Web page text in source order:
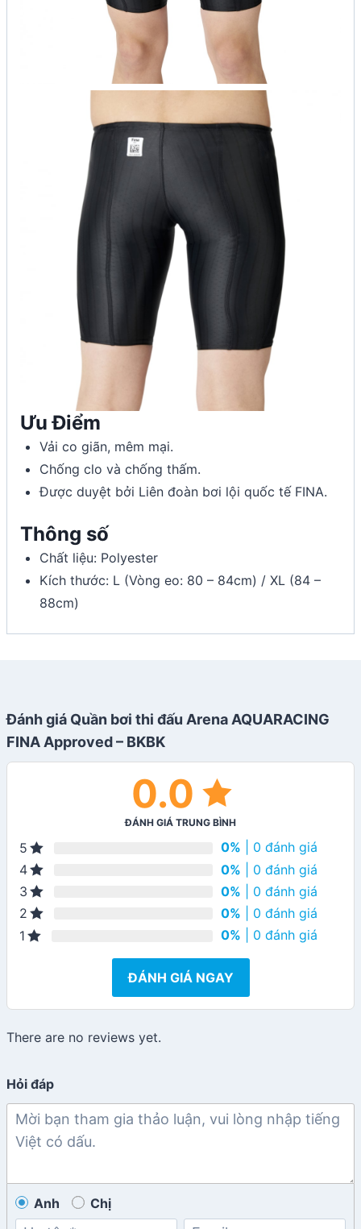
Ưu Điểm
Vải co giãn, mêm mại.
Chống clo và chống thấm.
Được duyệt bởi Liên đoàn bơi lội quốc tế FINA.
Thông số
Chất liệu: Polyester
Kích thước: L (Vòng eo: 80 – 84cm) / XL (84 –
88cm)
Đánh giá Quần bơi thi đấu Arena AQUARACING
FINA Approved – BKBK
0.0
ĐÁNH GIÁ TRUNG BÌNH
5 0% | 0 đánh giá
4
0% | 0 đánh giá
3
0% | 0 đánh giá
2
0% | 0 đánh giá
1
0% | 0 đánh giá
ĐÁNH GIÁ NGAY
There are no reviews yet.
Hỏi đáp
Anh Chị